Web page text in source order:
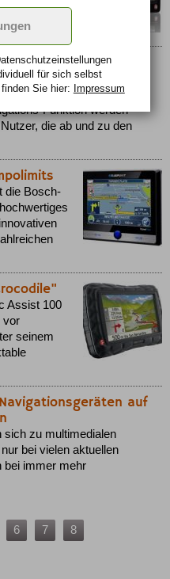
innovativen
gut und günstig
der bisherigen
Schnäppchenpreis. Und
Funktion werden
die ab und zu den
die Bosch-
Assist 100
vor
seinem
auf
sich zu multimedialen
bei vielen aktuellen
bei immer mehr
6 7 8
für sich selbst
Sie hier: Impressum